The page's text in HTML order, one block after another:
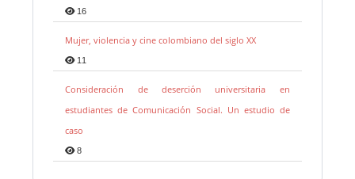
16
Mujer, violencia y cine colombiano del siglo XX
11
Consideración de deserción universitaria en
estudiantes de Comunicación Social. Un estudio de
caso
8